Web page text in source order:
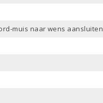
muis naar wens aansluiten